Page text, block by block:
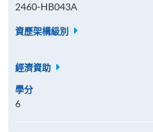
2460-HB043A
資歷架構級別
經濟資助
學分
6